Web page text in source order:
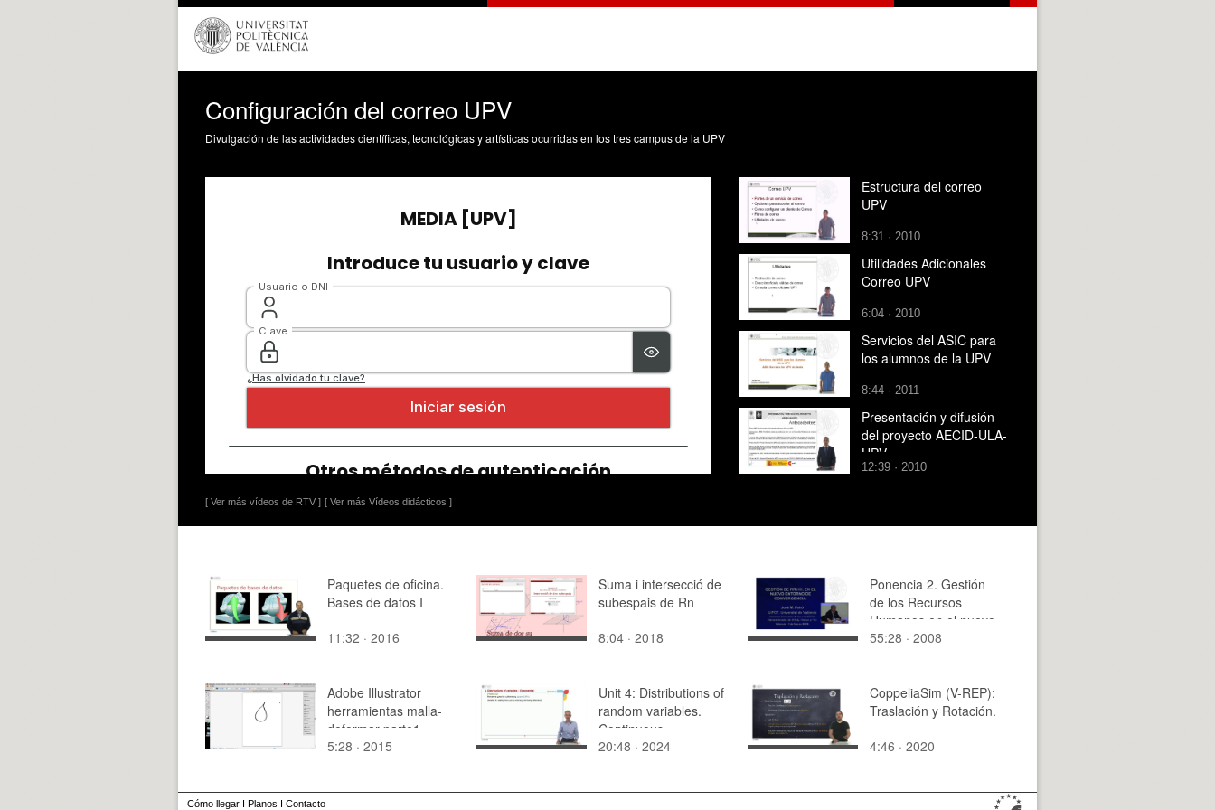
Configuración del correo UPV
Divulgación de las actividades científicas, tecnológicas y artísticas ocurridas en los tres campus de la UPV
[ Ver más vídeos de RTV ] [ Ver más Vídeos didácticos ]
Estructura del correo
UPV
8:31 · 2010
Utilidades Adicionales
Correo UPV
6:04 · 2010
Servicios del ASIC para
los alumnos de la UPV
8:44 · 2011
Presentación y difusión
del proyecto AECID-ULA-
UPV
12:39 · 2010
Paquetes de oficina.
Bases de datos I
11:32 · 2016
Suma i intersecció de
subespais de Rn
8:04 · 2018
Ponencia 2. Gestión
de los Recursos
Humanos en el nuevo
entorno de
55:28 · 2008
Adobe Illustrator
herramientas malla-
deformar parte1
5:28 · 2015
Unit 4: Distributions of
random variables.
Continuous
distributions:
20:48 · 2024
CoppeliaSim (V-REP):
Traslación y Rotación.
4:46 · 2020
Cómo llegar I Planos I Contacto